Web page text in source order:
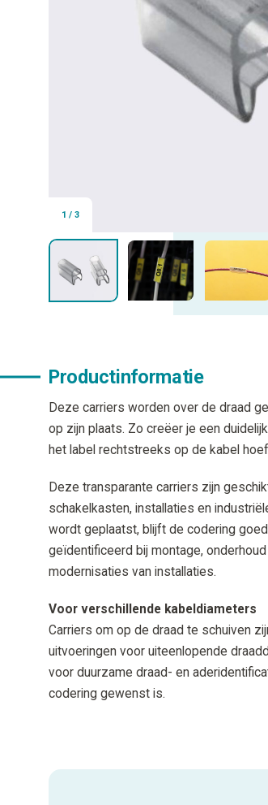
1 / 3
Productinformatie
Deze carriers worden over de draad
op zijn plaats. Zo creëer je een
het label rechtstreeks op de kabel
Deze transparante carriers zijn
schakelkasten, installaties en
wordt geplaatst, blijft de codering
geïdentificeerd bij montage,
modernisaties van installaties.
Voor verschillende kabeldiameters
Carriers om op de draad te schuiven
uitvoeringen voor uiteenlopende
voor duurzame draad- en
codering gewenst is.